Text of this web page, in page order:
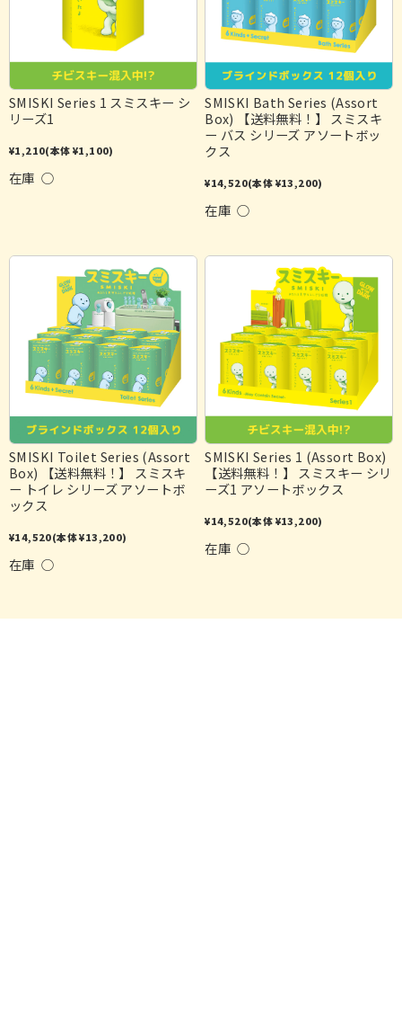
SMISKI Series 1 スミスキー シ
リーズ1
¥1,210(本体 ¥1,100)
在庫 ○
SMISKI Bath Series (Assort
Box) 【送料無料！】 スミスキ
ー バス シリーズ アソートボッ
クス
¥14,520(本体 ¥13,200)
在庫 ○
SMISKI Toilet Series (Assort
Box) 【送料無料！】 スミスキ
ー トイレ シリーズ アソートボ
ックス
¥14,520(本体 ¥13,200)
在庫 ○
SMISKI Series 1 (Assort Box)
【送料無料！】 スミスキー シリ
ーズ1 アソートボックス
¥14,520(本体 ¥13,200)
在庫 ○